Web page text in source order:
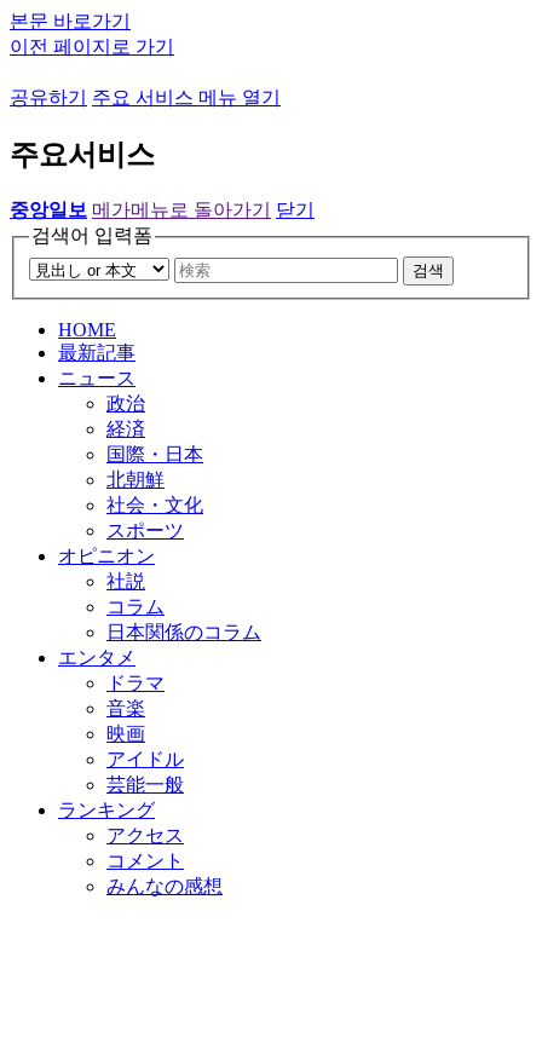
본문 바로가기
이전 페이지로 가기
공유하기 주요 서비스 메뉴 열기
주요서비스
중앙일보 메가메뉴로 돌아가기
닫기
검색어 입력폼
검색
HOME
最新記事
ニュース
政治
経済
国際・日本
北朝鮮
社会・文化
スポーツ
オピニオン
社説
コラム
日本関係のコラム
エンタメ
ドラマ
音楽
映画
アイドル
芸能一般
ランキング
アクセス
コメント
みんなの感想